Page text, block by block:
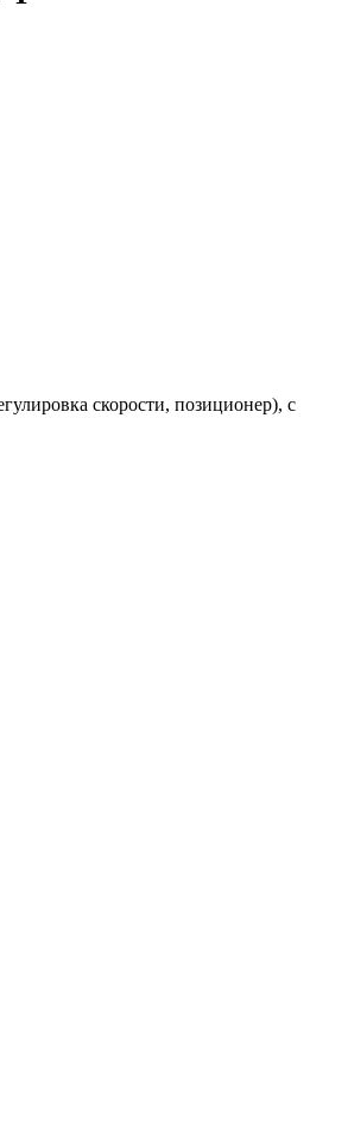
скорости, позиционер), с